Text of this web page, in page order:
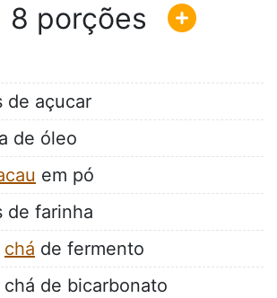
8
de açucar
de óleo
em pó
de farinha
chá de fermento
de bicarbonato